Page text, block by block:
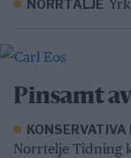
NORRTÄLJE
Pinsamt
KONSERVATIVA
Norrtelje Tidning